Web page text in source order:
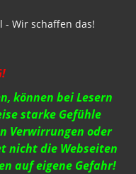
- Wir schaffen das!
können bei Lesern
starke Gefühle
Verwirrungen oder
nicht die Webseiten
auf eigene Gefahr!